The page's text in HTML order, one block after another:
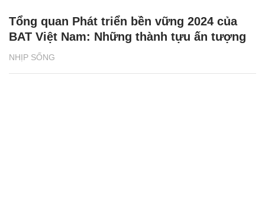
NHỊP SỐNG
Tổng quan Phát triển bền vững 2024 của
BAT Việt Nam: Những thành tựu ấn tượng